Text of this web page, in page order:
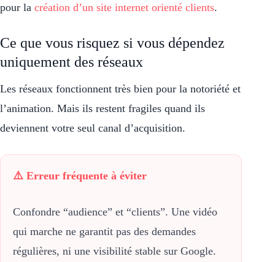
pour la création d’un site internet orienté clients.
Ce que vous risquez si vous dépendez
uniquement des réseaux
Les réseaux fonctionnent très bien pour la notoriété et
l’animation. Mais ils restent fragiles quand ils
deviennent votre seul canal d’acquisition.
⚠️ Erreur fréquente à éviter
Confondre “audience” et “clients”. Une vidéo
qui marche ne garantit pas des demandes
régulières, ni une visibilité stable sur Google.